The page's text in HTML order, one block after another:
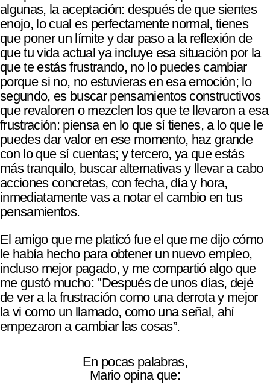
algunas, la aceptación: después de que sientes
enojo, lo cual es perfectamente normal, tienes
que poner un límite y dar paso a la reflexión de
que tu vida actual ya incluye esa situación por la
que te estás frustrando, no lo puedes cambiar
porque si no, no estuvieras en esa emoción; lo
segundo, es buscar pensamientos constructivos
que revaloren o mezclen los que te llevaron a esa
frustración: piensa en lo que sí tienes, a lo que le
puedes dar valor en ese momento, haz grande
con lo que sí cuentas; y tercero, ya que estás
más tranquilo, buscar alternativas y llevar a cabo
acciones concretas, con fecha, día y hora,
inmediatamente vas a notar el cambio en tus
pensamientos.
El amigo que me platicó fue el que me dijo cómo
le había hecho para obtener un nuevo empleo,
incluso mejor pagado, y me compartió algo que
me gustó mucho: "Después de unos días, dejé
de ver a la frustración como una derrota y mejor
la vi como un llamado, como una señal, ahí
empezaron a cambiar las cosas”.
En pocas palabras,
Mario opina que: